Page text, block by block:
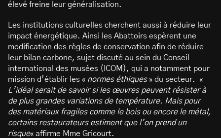
élevé freine leur généralisation.
Les institutions culturelles cherchent aussi à réduire leur
impact énergétique. Ainsi les Abattoirs espèrent une
modification des règles de conservation afin de réduire
leur bilan carbone, sujet discuté au sein du Conseil
international des musées (ICOM), qui a notamment pour
mission d’établir les « normes éthiques» du secteur. «
L’idéal serait de savoir si les œuvres peuvent résister à
de plus grandes variations de température. Mais pour
des matériaux fragiles comme le bois ou encore le métal,
certains restaurateurs estiment que l’on prend un
risque« affirme Mme Gricourt.